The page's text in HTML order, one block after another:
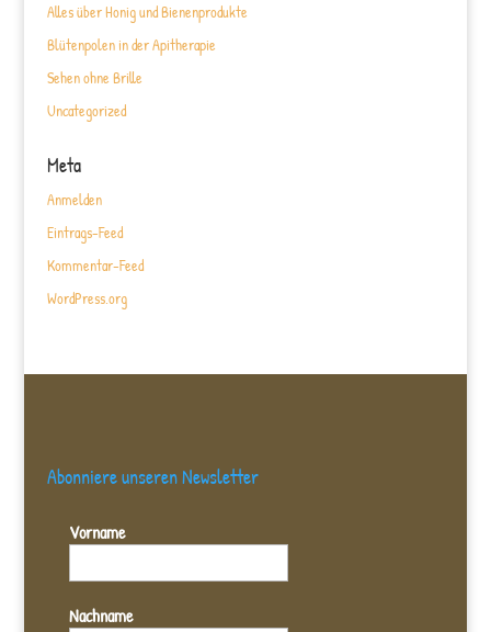
Alles über Honig und Bienenprodukte
Blütenpolen in der Apitherapie
Sehen ohne Brille
Uncategorized
Meta
Anmelden
Eintrags-Feed
Kommentar-Feed
WordPress.org
Abonniere unseren Newsletter
Vorname
Nachname